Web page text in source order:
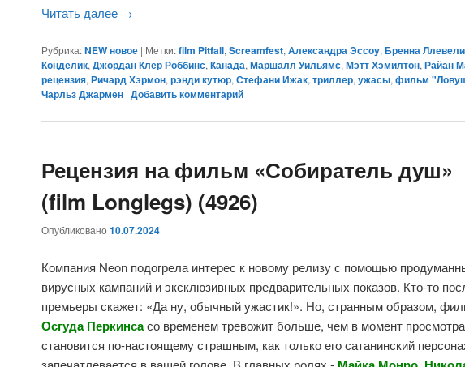
Читать далее →
Рубрика: NEW новое | Метки: film Pitfall,Screamfest,Александра Эссоу,Бренна
Конделик,Джордан Клер Роббинс,Канада,Маршалл Уильямс,Мэтт Хэмилтон,Райан
рецензия,Ричард Хэрмон,рэнди кутюр,Стефани Ижак,триллер,ужасы,фильм
Чарльз Джармен |Добавить комментарий
Рецензия на фильм «Собиратель душ»
(film Longlegs) (4926)
Опубликовано10.07.2024
Компания Neon подогрела интерес к новому релизу с помощью
вирусных кампаний и эксклюзивных предварительных показов. Кто-то
премьеры скажет: «Да ну, обычный ужастик!». Но, странным образом,
Осгуда Перкинсасо временем тревожит больше, чем в момент
становится по-настоящему страшным, как только его сатанинский